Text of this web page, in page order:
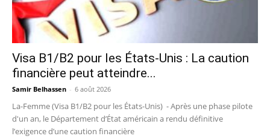
Visa B1/B2 pour les États-Unis : La caution
financière peut atteindre...
Samir Belhassen - 6 août 2026
La-Femme (Visa B1/B2 pour les États-Unis) - Après une phase pilote
d'un an, le Département d’État américain a rendu définitive
l’exigence d’une caution financière